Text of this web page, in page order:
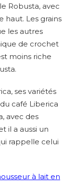
Robusta, avec
haut. Les grains
les autres
de crochet
moins riche
ses variétés
café Liberica
avec des
il a aussi un
rappelle celui
à lait en